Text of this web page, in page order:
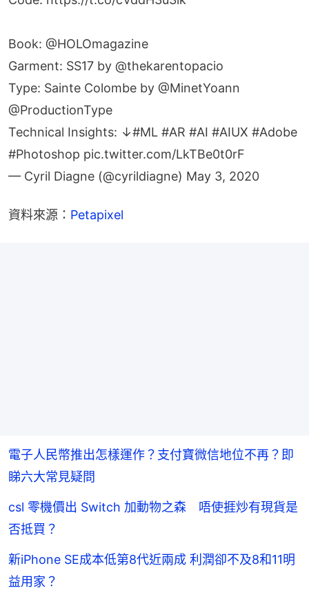
Book: @HOLOmagazine
Garment: SS17 by @thekarentopacio
Type: Sainte Colombe by @MinetYoann
@ProductionType
Technical Insights: ↓#ML #AR #AI #AIUX #Adobe
#Photoshop pic.twitter.com/LkTBe0t0rF
— Cyril Diagne (@cyrildiagne) May 3, 2020
資料來源： Petapixel
電子人民幣推出怎樣運作？支付寶微信地位不再？即
睇六大常見疑問
csl 零機價出 Switch 加動物之森 唔使捱炒有現貨是
否抵買？
新iPhone SE成本低第8代近兩成 利潤卻不及8和11明
益用家？